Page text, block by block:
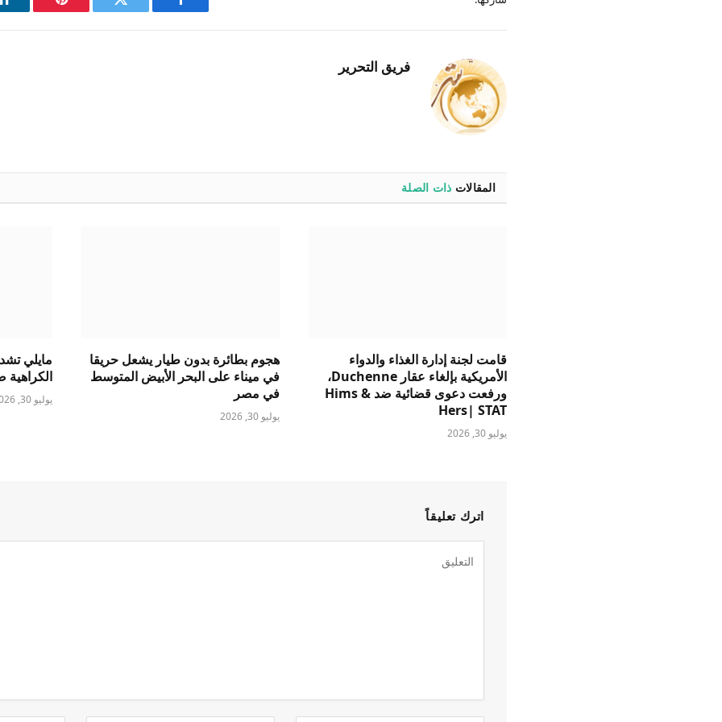
فيسبوك
تويتر بينتيريست
فريق التحرير
المقالات ذات الصلة
قامت لجنة إدارة الغذاء والدواء
الأمريكية بإلغاء عقار Duchenne،
ورفعت دعوى قضائية ضد Hims &
Hers| STAT
يوليو 30, 2026
هجوم بطائرة بدون طيار يشعل حريقا
في ميناء على البحر الأبيض المتوسط ​​
في مصر
يوليو 30, 2026
مايلي
الكراهية
يوليو 30, 2026
اترك تعليقاً